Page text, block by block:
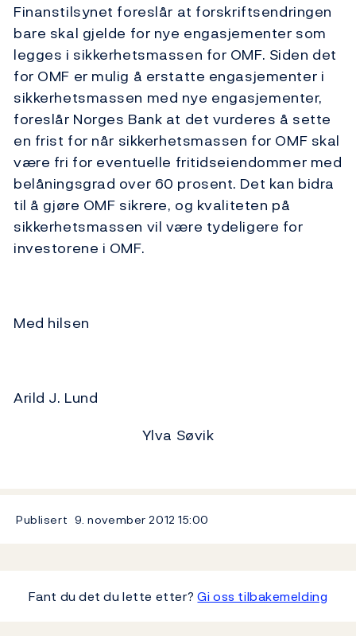
Finanstilsynet foreslår at forskriftsendringen
bare skal gjelde for nye engasjementer som
legges i sikkerhetsmassen for OMF. Siden det
for OMF er mulig å erstatte engasjementer i
sikkerhetsmassen med nye engasjementer,
foreslår Norges Bank at det vurderes å sette
en frist for når sikkerhetsmassen for OMF skal
være fri for eventuelle fritidseiendommer med
belåningsgrad over 60 prosent. Det kan bidra
til å gjøre OMF sikrere, og kvaliteten på
sikkerhetsmassen vil være tydeligere for
investorene i OMF.
Med hilsen
Arild J. Lund
Ylva Søvik
Publisert 9. november 201215:00
Fant du det du lette etter?Gi oss tilbakemelding